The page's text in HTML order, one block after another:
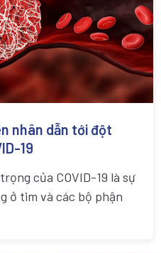
nhân dẫn tới đột
19
của COVID-19 là sự
ở tim và các bộ phận